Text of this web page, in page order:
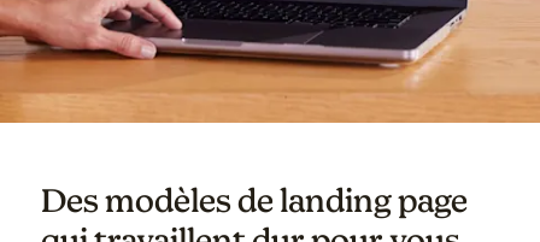
Des modèles de landing page